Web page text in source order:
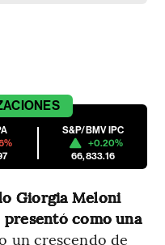
S&P/BMV IPC
+0.20%
66,833.16
Giorgia Meloni
como una
un crescendo de